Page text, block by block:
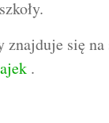
się na
.